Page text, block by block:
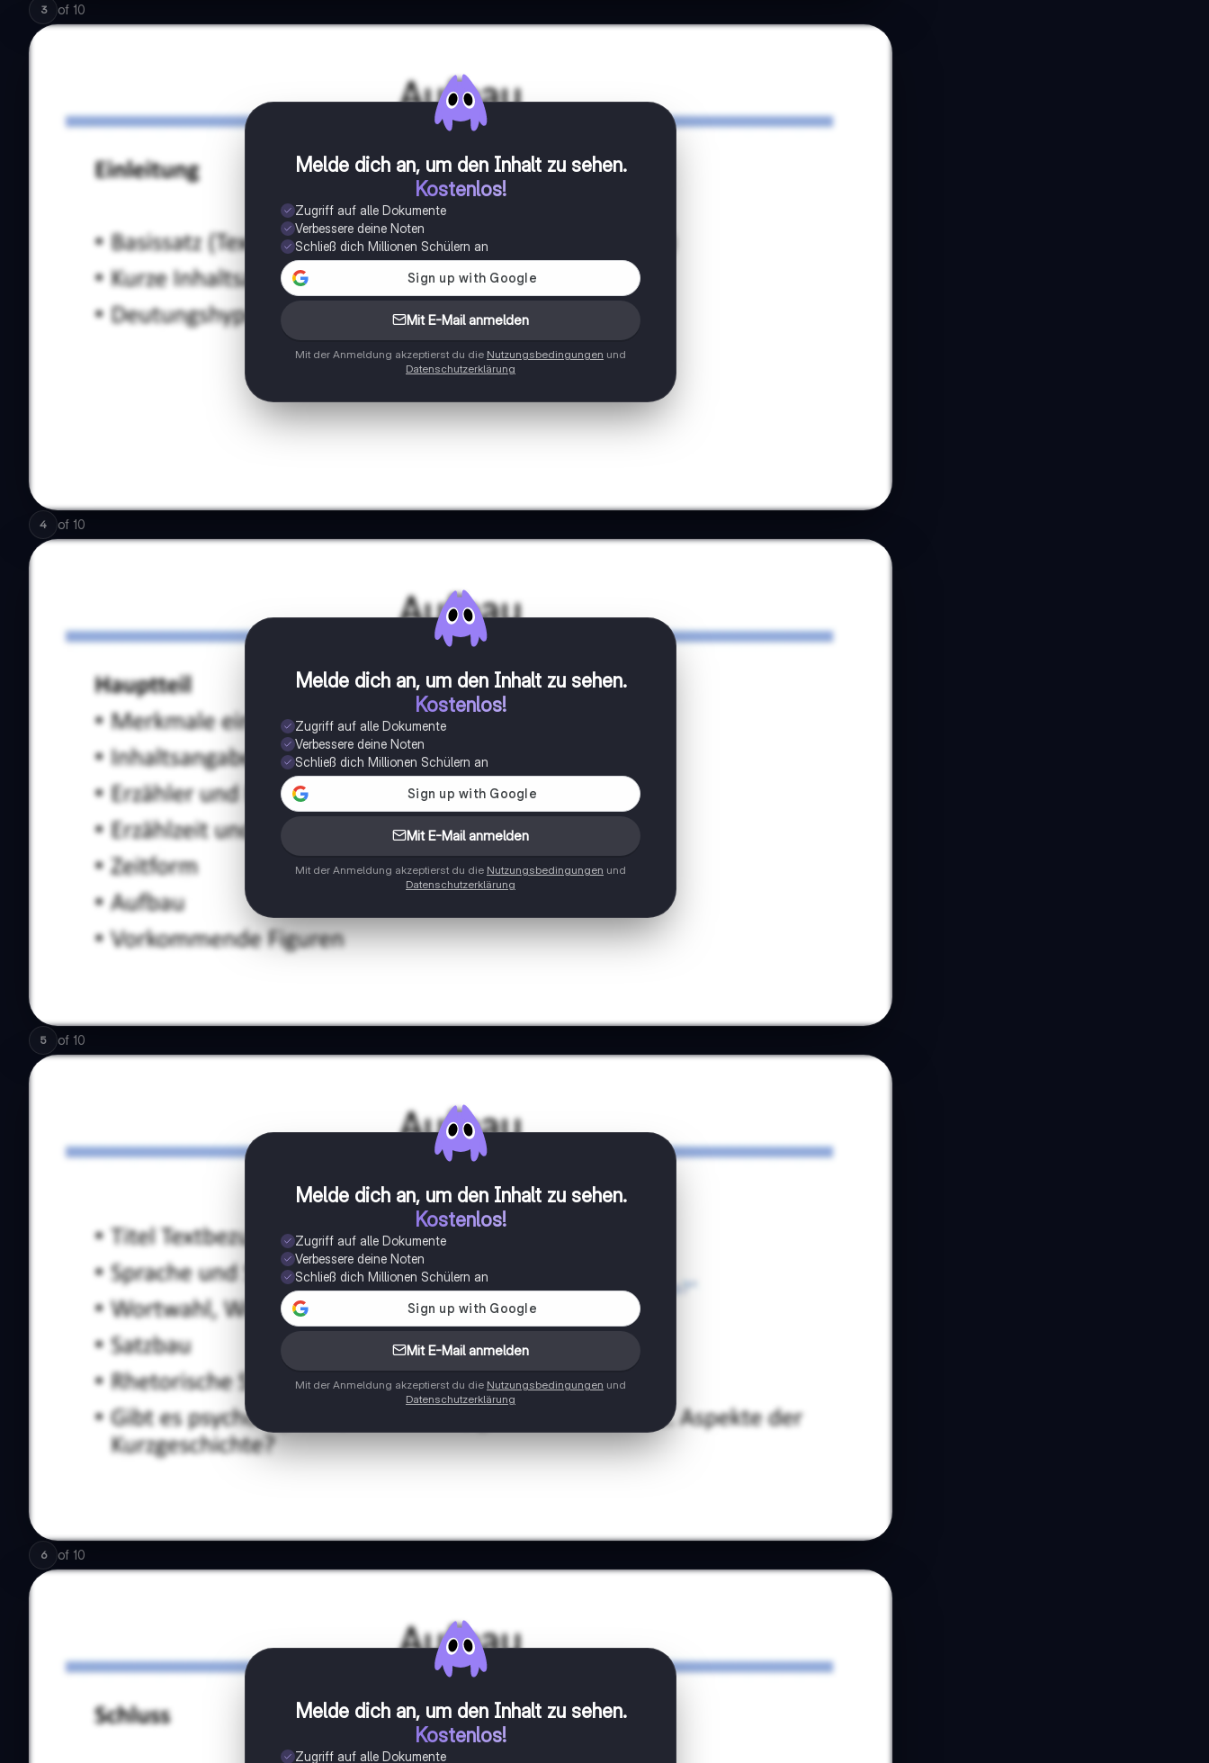
3 of 10
Melde dich an, um den Inhalt zu sehen.
Kostenlos!
Zugriff auf alle Dokumente
Verbessere deine Noten
Schließ dich Millionen Schülern an
Mit E-Mail anmelden
Mit der Anmeldung akzeptierst du die Nutzungsbedingungen und
Datenschutzerklärung
4 of 10
Melde dich an, um den Inhalt zu sehen.
Kostenlos!
Zugriff auf alle Dokumente
Verbessere deine Noten
Schließ dich Millionen Schülern an
Mit E-Mail anmelden
Mit der Anmeldung akzeptierst du die Nutzungsbedingungen und
Datenschutzerklärung
5 of 10
Melde dich an, um den Inhalt zu sehen.
Kostenlos!
Zugriff auf alle Dokumente
Verbessere deine Noten
Schließ dich Millionen Schülern an
Mit E-Mail anmelden
Mit der Anmeldung akzeptierst du die Nutzungsbedingungen und
Datenschutzerklärung
6 of 10
Melde dich an, um den Inhalt zu sehen.
Kostenlos!
Zugriff auf alle Dokumente